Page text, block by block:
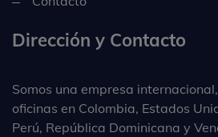
Dirección y Contacto
Somos una empresa
oficinas en Colombia, Estados
Perú, República Dominicana y